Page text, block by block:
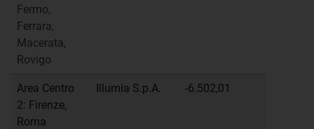
Fermo,
Ferrara,
Macerata,
Rovigo
Area Centro
2: Firenze,
Roma
Illumia S.p.A. -6.502,01